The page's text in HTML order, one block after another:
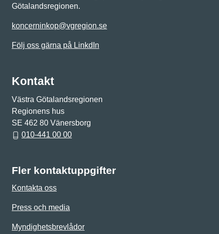
Götalandsregionen.
koncerninkop@vgregion.se
Följ oss gärna på LinkdIn
Kontakt
Västra Götalandsregionen
Regionens hus
SE 462 80 Vänersborg
010-441 00 00
Fler kontaktuppgifter
Kontakta oss
Press och media
Myndighetsbrevlådor